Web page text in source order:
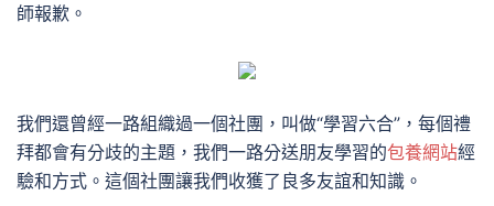
師報歉。
我們還曾經一路組織過一個社團，叫做“學習六合”，每個禮
拜都會有分歧的主題，我們一路分送朋友學習的包養網站經
驗和方式。這個社團讓我們收獲了良多友誼和知識。